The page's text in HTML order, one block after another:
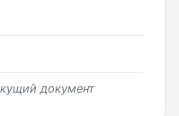
документ